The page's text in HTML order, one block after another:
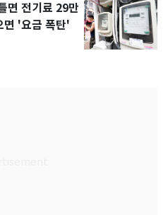
면 전기료 29만
'요금 폭탄'